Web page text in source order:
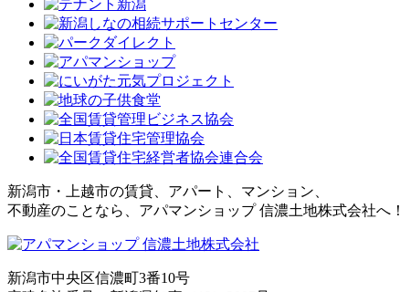
新潟市・上越市の賃貸、アパート、マンション、
不動産のことなら、アパマンショップ 信濃土地株式会社へ！
新潟市中央区信濃町3番10号